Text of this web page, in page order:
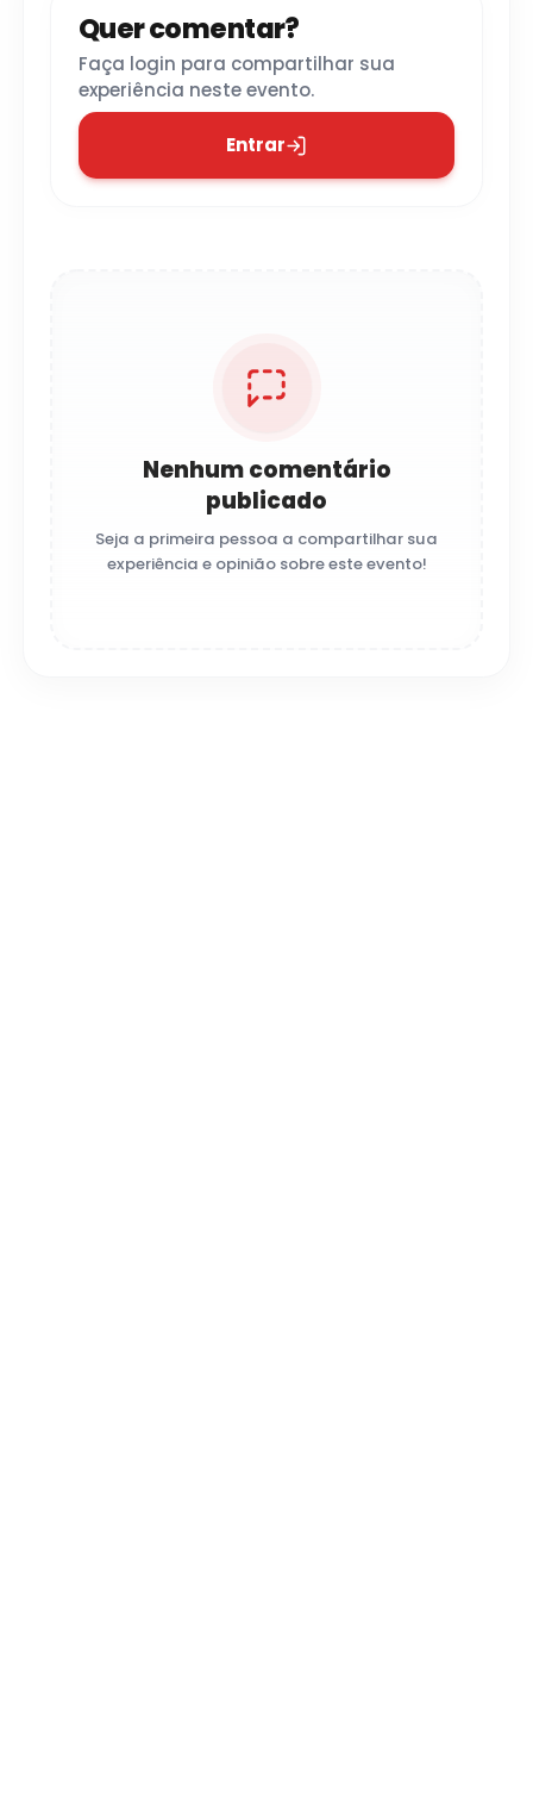
Quer comentar?
Faça login para compartilhar sua
experiência neste evento.
Entrar
Nenhum comentário
publicado
Seja a primeira pessoa a compartilhar sua
experiência e opinião sobre este evento!